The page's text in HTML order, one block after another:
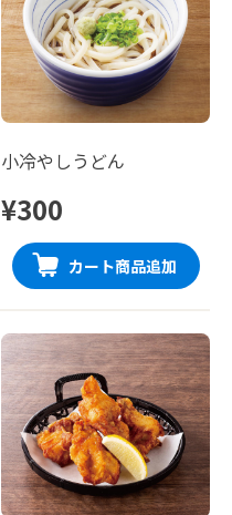
小冷やしうどん
¥300
カート商品追加